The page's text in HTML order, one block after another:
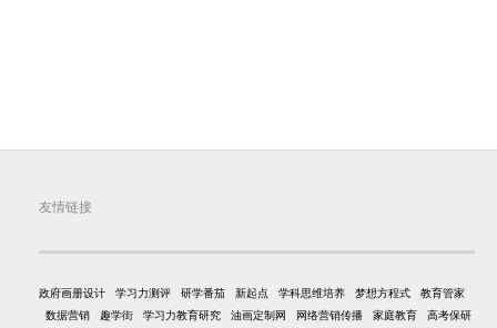
友情链接
政府画册设计 学习力测评 研学番茄 新起点 学科思维培养 梦想方程式
教育管家
数据营销
趣学街 学习力教育研究 油画定制网 网络营销传播 家庭教育 高考保研